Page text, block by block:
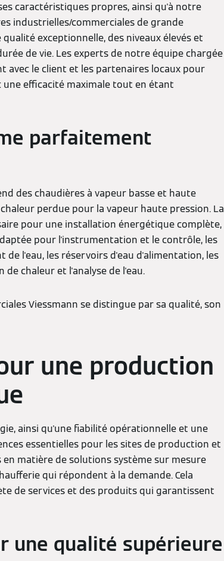
caractéristiques propres, ainsi qu'à notre
industrielles/commerciales de grande
exceptionnelle, des niveaux élevés et
de vie. Les experts de notre équipe chargée
avec le client et les partenaires locaux pour
efficacité maximale tout en étant
parfaitement
des chaudières à vapeur basse et haute
perdue pour la vapeur haute pression. La
pour une installation énergétique complète,
pour l'instrumentation et le contrôle, les
l'eau, les réservoirs d'eau d'alimentation, les
chaleur et l'analyse de l'eau.
Viessmann se distingue par sa qualité, son
une production
ainsi qu'une fiabilité opérationnelle et une
essentielles pour les sites de production et
matière de solutions système sur mesure
qui répondent à la demande. Cela
de services et des produits qui garantissent
une qualité supérieure